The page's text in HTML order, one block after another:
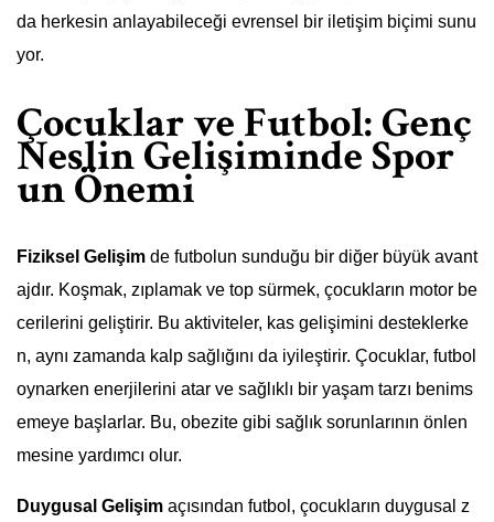
da herkesin anlayabileceği evrensel bir iletişim biçimi sunu
yor.
Çocuklar ve Futbol: Genç
Neslin Gelişiminde Spor
un Önemi
Fiziksel Gelişim de futbolun sunduğu bir diğer büyük avant
ajdır. Koşmak, zıplamak ve top sürmek, çocukların motor be
cerilerini geliştirir. Bu aktiviteler, kas gelişimini desteklerke
n, aynı zamanda kalp sağlığını da iyileştirir. Çocuklar, futbol
oynarken enerjilerini atar ve sağlıklı bir yaşam tarzı benims
emeye başlarlar. Bu, obezite gibi sağlık sorunlarının önlen
mesine yardımcı olur.
Duygusal Gelişim açısından futbol, çocukların duygusal z